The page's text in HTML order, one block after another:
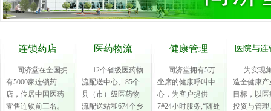
连锁药店
同济堂在全国拥
有5000家连锁药
店，位居中国医药
零售连锁前三名。
医药物流
12个省级医药物
流配送中心、85个
县（市）级医药物
流配送站和674个乡
健康管理
同济堂拥有5万
坐席的健康呼叫中
心，为客户提供
7#24小时服务,“随处
医院与
为实现
造全健康产
目标，以
投资与管理